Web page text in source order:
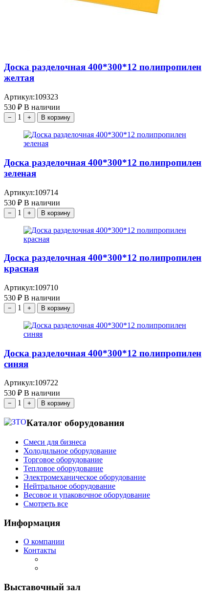
Доска разделочная 400*300*12 полипропилен
желтая
Артикул:109323
530 ₽ В наличии
− 1 + В корзину
Доска разделочная 400*300*12 полипропилен
зеленая
Артикул:109714
530 ₽ В наличии
− 1 + В корзину
Доска разделочная 400*300*12 полипропилен
красная
Артикул:109710
530 ₽ В наличии
− 1 + В корзину
Доска разделочная 400*300*12 полипропилен
синяя
Артикул:109722
530 ₽ В наличии
− 1 + В корзину
Каталог оборудования
Смеси для бизнеса
Холодильное оборудование
Торговое оборудование
Тепловое оборудование
Электромеханическое оборудование
Нейтральное оборудование
Весовое и упаковочное оборудование
Смотреть все
Информация
О компании
Контакты
Выставочный зал